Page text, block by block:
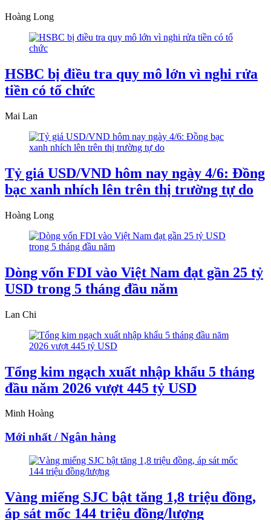
Hoàng Long
HSBC bị điều tra quy mô lớn vì nghi rửa
tiền có tổ chức
Mai Lan
Tỷ giá USD/VND hôm nay ngày 4/6: Đồng
bạc xanh nhích lên trên thị trường tự do
Hoàng Long
Dòng vốn FDI vào Việt Nam đạt gần 25 tỷ
USD trong 5 tháng đầu năm
Lan Chi
Tổng kim ngạch xuất nhập khẩu 5 tháng
đầu năm 2026 vượt 445 tỷ USD
Minh Hoàng
Mới nhất / Ngân hàng
Vàng miếng SJC bật tăng 1,8 triệu đồng,
áp sát mốc 144 triệu đồng/lượng